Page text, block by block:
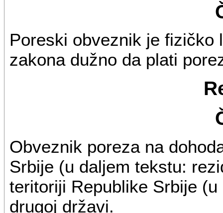
Poreski obveznik je fizičko
zakona dužno da plati
Obveznik poreza na
Srbije (u daljem tekstu:
teritoriji Republike Srbije
drugoj državi.